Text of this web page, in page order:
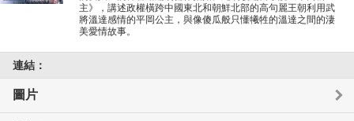
主》，講述政權橫跨中國東北和朝鮮北部的高句麗王朝利用武
將溫達感情的平岡公主，與像傻瓜般只懂犧牲的溫達之間的淒
美愛情故事。
連結：
圖片